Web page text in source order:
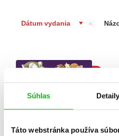
Súhlas Detaily
Táto webstránka používa
Dátum vydania
B